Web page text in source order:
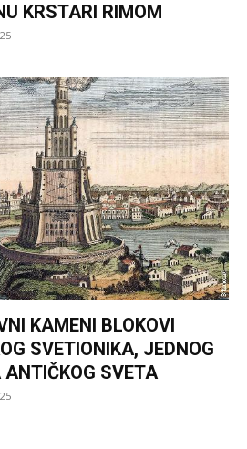
KRSTARI RIMOM
KAMENI BLOKOVI
SVETIONIKA, JEDNOG
ANTIČKOG SVETA